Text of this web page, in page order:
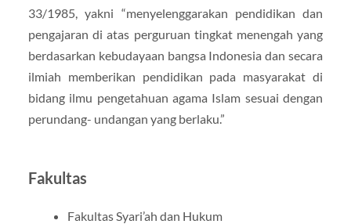
33/1985, yakni “menyelenggarakan pendidikan dan
pengajaran di atas perguruan tingkat menengah yang
berdasarkan kebudayaan bangsa Indonesia dan secara
ilmiah memberikan pendidikan pada masyarakat di
bidang ilmu pengetahuan agama Islam sesuai dengan
perundang- undangan yang berlaku.”
Fakultas
Fakultas Syari’ah dan Hukum